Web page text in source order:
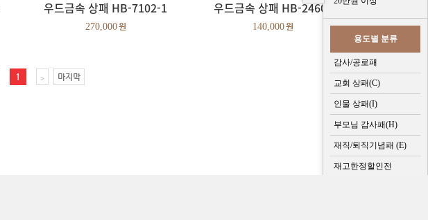
용도별 분류
감사/공로패
교회 상패(C)
인물 상패(I)
부모님 감사패(H)
재직/퇴직기념패 (E)
재고한정할인전
우드금속 상패 HB-7102-1
270,000
우드금속 상패 HB-24601
140,000
1 > 마지막